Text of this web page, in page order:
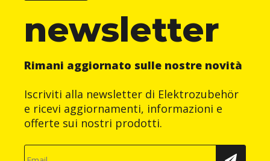
newsletter
Rimani aggiornato sulle nostre novità
Iscriviti alla newsletter di Elektrozubehör
e ricevi aggiornamenti, informazioni e
offerte sui nostri prodotti.